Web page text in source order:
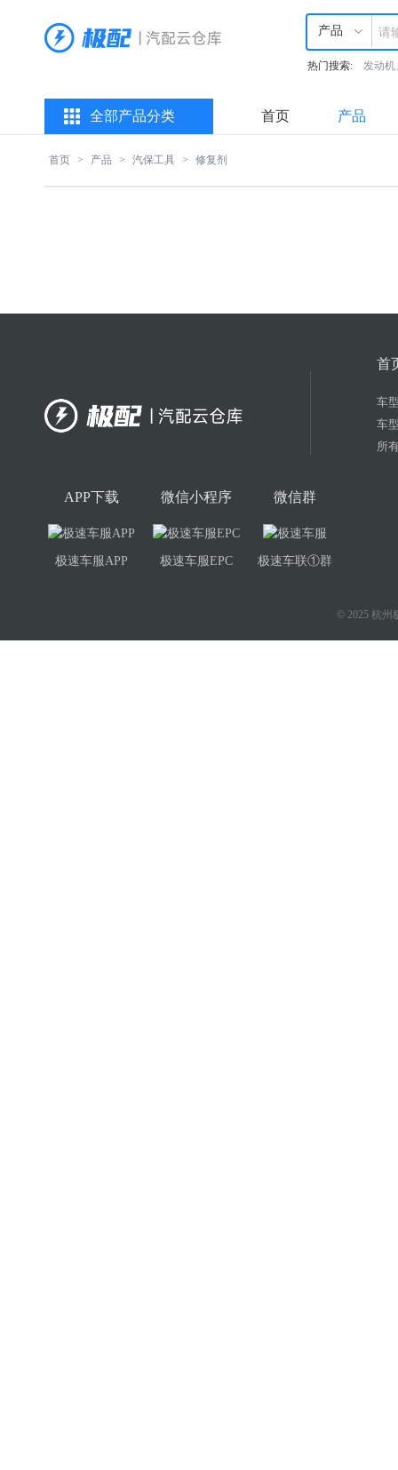
产品
热门搜索: 发动机
全部产品分类 首页 产品
首页 > 产品 > 汽保工具 > 修复剂
首
车
车
所
APP下载
极速车服APP
微信小程序
极速车服EPC
微信群
极速车联①群
© 2025 杭州